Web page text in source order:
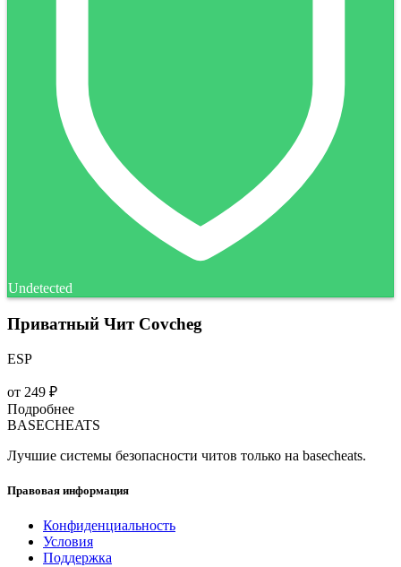
Undetected
Приватный Чит Covcheg
ESP
от 249 ₽
Подробнее
BASECHEATS
Лучшие системы безопасности читов только на basecheats.
Правовая информация
Конфиденциальность
Условия
Поддержка